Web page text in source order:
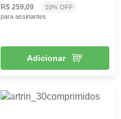
R$ 259,09
10% OFF
para assinantes
Adicionar